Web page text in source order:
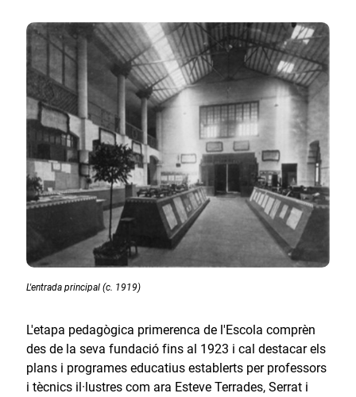
L'entrada principal (c. 1919)
L'etapa pedagògica primerenca de l'Escola comprèn
des de la seva fundació fins al 1923 i cal destacar els
plans i programes educatius establerts per professors
i tècnics il·lustres com ara Esteve Terrades, Serrat i